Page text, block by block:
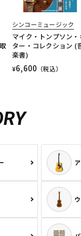
シンコーミュージック
マイク・トンプソン・
ター・コレクション (
楽書)
¥6,600 （税込）